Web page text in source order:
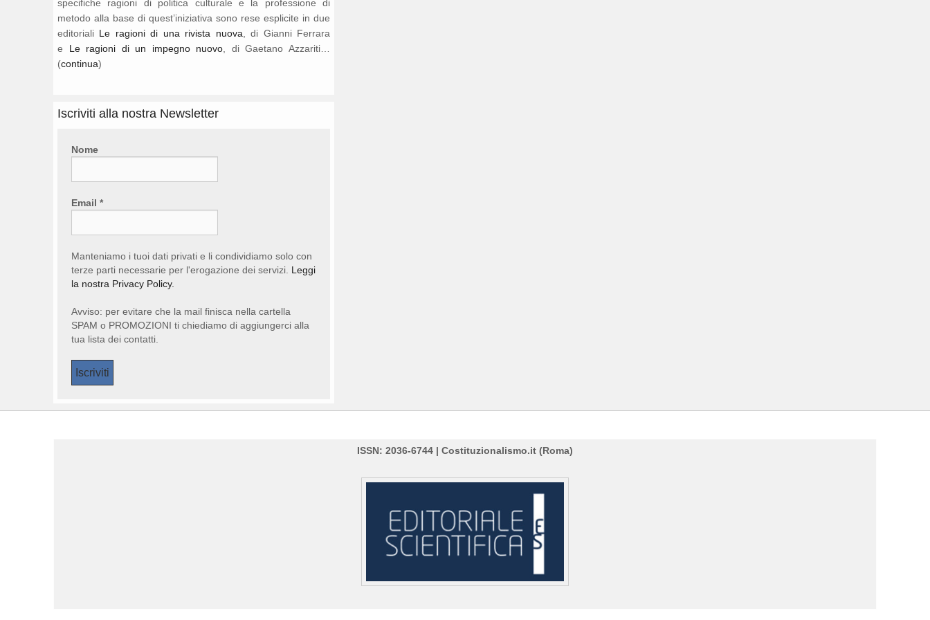
specifiche ragioni di politica culturale e la professione di
metodo alla base di quest’iniziativa sono rese esplicite in due
editoriali Le ragioni di una rivista nuova , di Gianni Ferrara
e Le ragioni di un impegno nuovo , di Gaetano Azzariti…
(continua)
Iscriviti alla nostra Newsletter
Nome
Email *
Manteniamo i tuoi dati privati e li condividiamo solo con
terze parti necessarie per l'erogazione dei servizi. Leggi
la nostra Privacy Policy.
Avviso: per evitare che la mail finisca nella cartella
SPAM o PROMOZIONI ti chiediamo di aggiungerci alla
tua lista dei contatti.
ISSN: 2036-6744 | Costituzionalismo.it (Roma)